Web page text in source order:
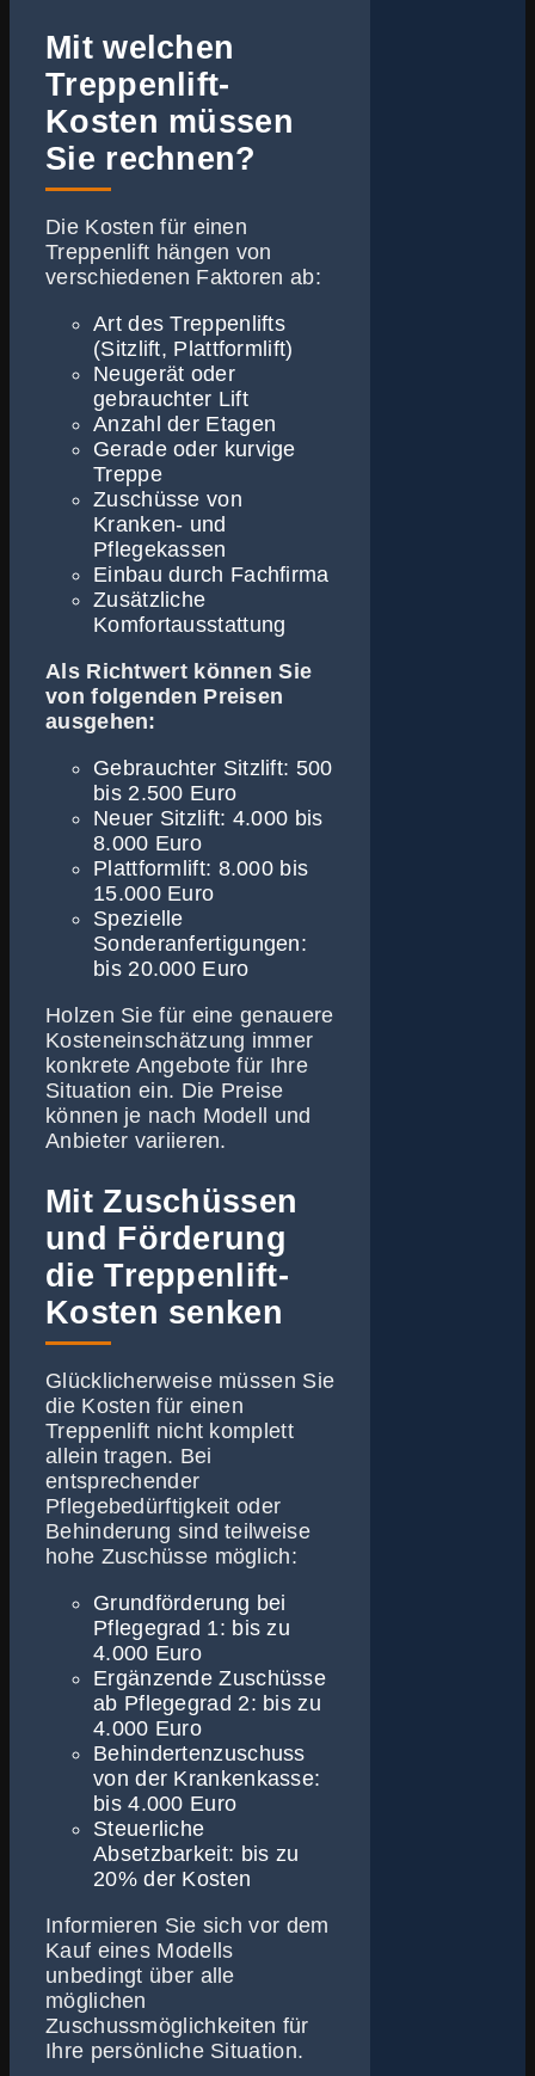
Mit welchen
Treppenlift-
Kosten müssen
Sie rechnen?
Die Kosten für einen
Treppenlift hängen von
verschiedenen Faktoren ab:
Art des Treppenlifts
(Sitzlift, Plattformlift)
Neugerät oder
gebrauchter Lift
Anzahl der Etagen
Gerade oder kurvige
Treppe
Zuschüsse von
Kranken- und
Pflegekassen
Einbau durch Fachfirma
Zusätzliche
Komfortausstattung
Als Richtwert können Sie
von folgenden Preisen
ausgehen:
Gebrauchter Sitzlift: 500
bis 2.500 Euro
Neuer Sitzlift: 4.000 bis
8.000 Euro
Plattformlift: 8.000 bis
15.000 Euro
Spezielle
Sonderanfertigungen:
bis 20.000 Euro
Holzen Sie für eine genauere
Kosteneinschätzung immer
konkrete Angebote für Ihre
Situation ein. Die Preise
können je nach Modell und
Anbieter variieren.
Mit Zuschüssen
und Förderung
die Treppenlift-
Kosten senken
Glücklicherweise müssen Sie
die Kosten für einen
Treppenlift nicht komplett
allein tragen. Bei
entsprechender
Pflegebedürftigkeit oder
Behinderung sind teilweise
hohe Zuschüsse möglich:
Grundförderung bei
Pflegegrad 1: bis zu
4.000 Euro
Ergänzende Zuschüsse
ab Pflegegrad 2: bis zu
4.000 Euro
Behindertenzuschuss
von der Krankenkasse:
bis 4.000 Euro
Steuerliche
Absetzbarkeit: bis zu
20% der Kosten
Informieren Sie sich vor dem
Kauf eines Modells
unbedingt über alle
möglichen
Zuschussmöglichkeiten für
Ihre persönliche Situation.